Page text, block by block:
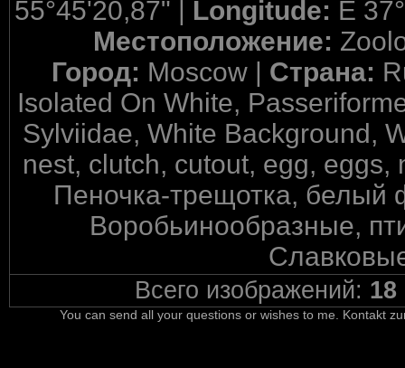
55°45'20,87" | Longitude: E
Местоположение:
Город: Moscow | Страна:
Isolated On White,
Sylviidae, White Background,
nest, clutch, cutout, egg,
Пеночка-трещотка, белый
Воробьинообразные,
Всего изображений: 18
You can send all your questions or wishes to me. Kontakt